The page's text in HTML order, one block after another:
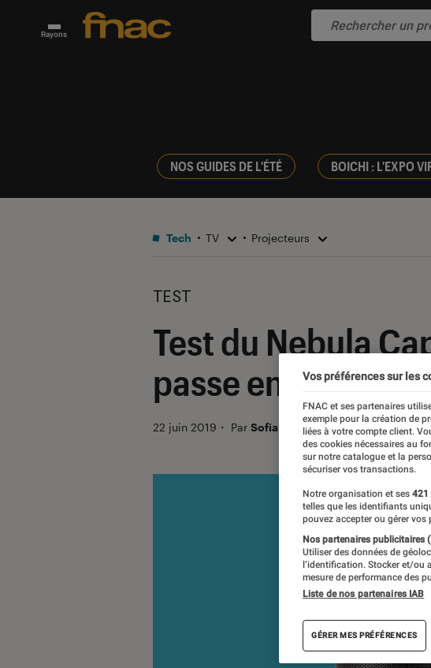
Rayons
NOS GUIDES DE L'ÉTÉ BOICHI : L'EXPO
Tech TV Projecteurs
TEST
Test du Nebula
passe enfin à la HD
22 juin 2019 ・ Par Sofian Nouira
Vos préférences sur les
FNAC et ses partenaires
exemple pour la création de
liées à votre compte client.
des cookies nécessaires au
sur notre catalogue et la
sécuriser vos transactions.
Notre organisation et ses 421
telles que les identifiants
pouvez accepter ou gérer
Nos partenaires publicitaires
Utiliser des données de
l’identification. Stocker et/ou
mesure de performance des
Liste de nos partenaires IAB
GÉRER MES PRÉFÉRENCES